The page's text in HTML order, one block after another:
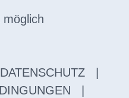
DATENSCHUTZ